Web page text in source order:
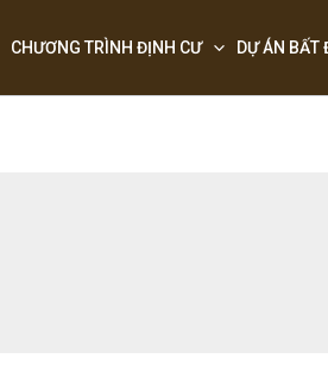
CHƯƠNG TRÌNH ĐỊNH CƯ DỰ ÁN BẤT